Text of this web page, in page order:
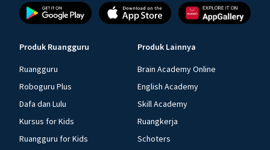
Produk Ruangguru
Ruangguru
Roboguru Plus
Dafa dan Lulu
Kursus for Kids
Ruangguru for Kids
Produk Lainnya
Brain Academy Online
English Academy
Skill Academy
Ruangkerja
Schoters